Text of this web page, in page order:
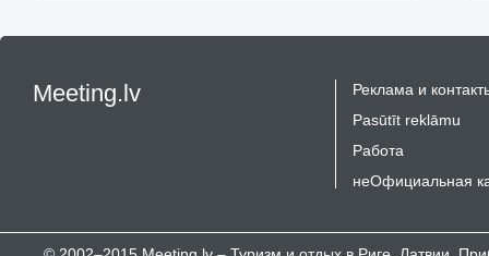
Meeting.lv
Реклама и
Pasūtīt reklāmu
Работа
неОфициальная